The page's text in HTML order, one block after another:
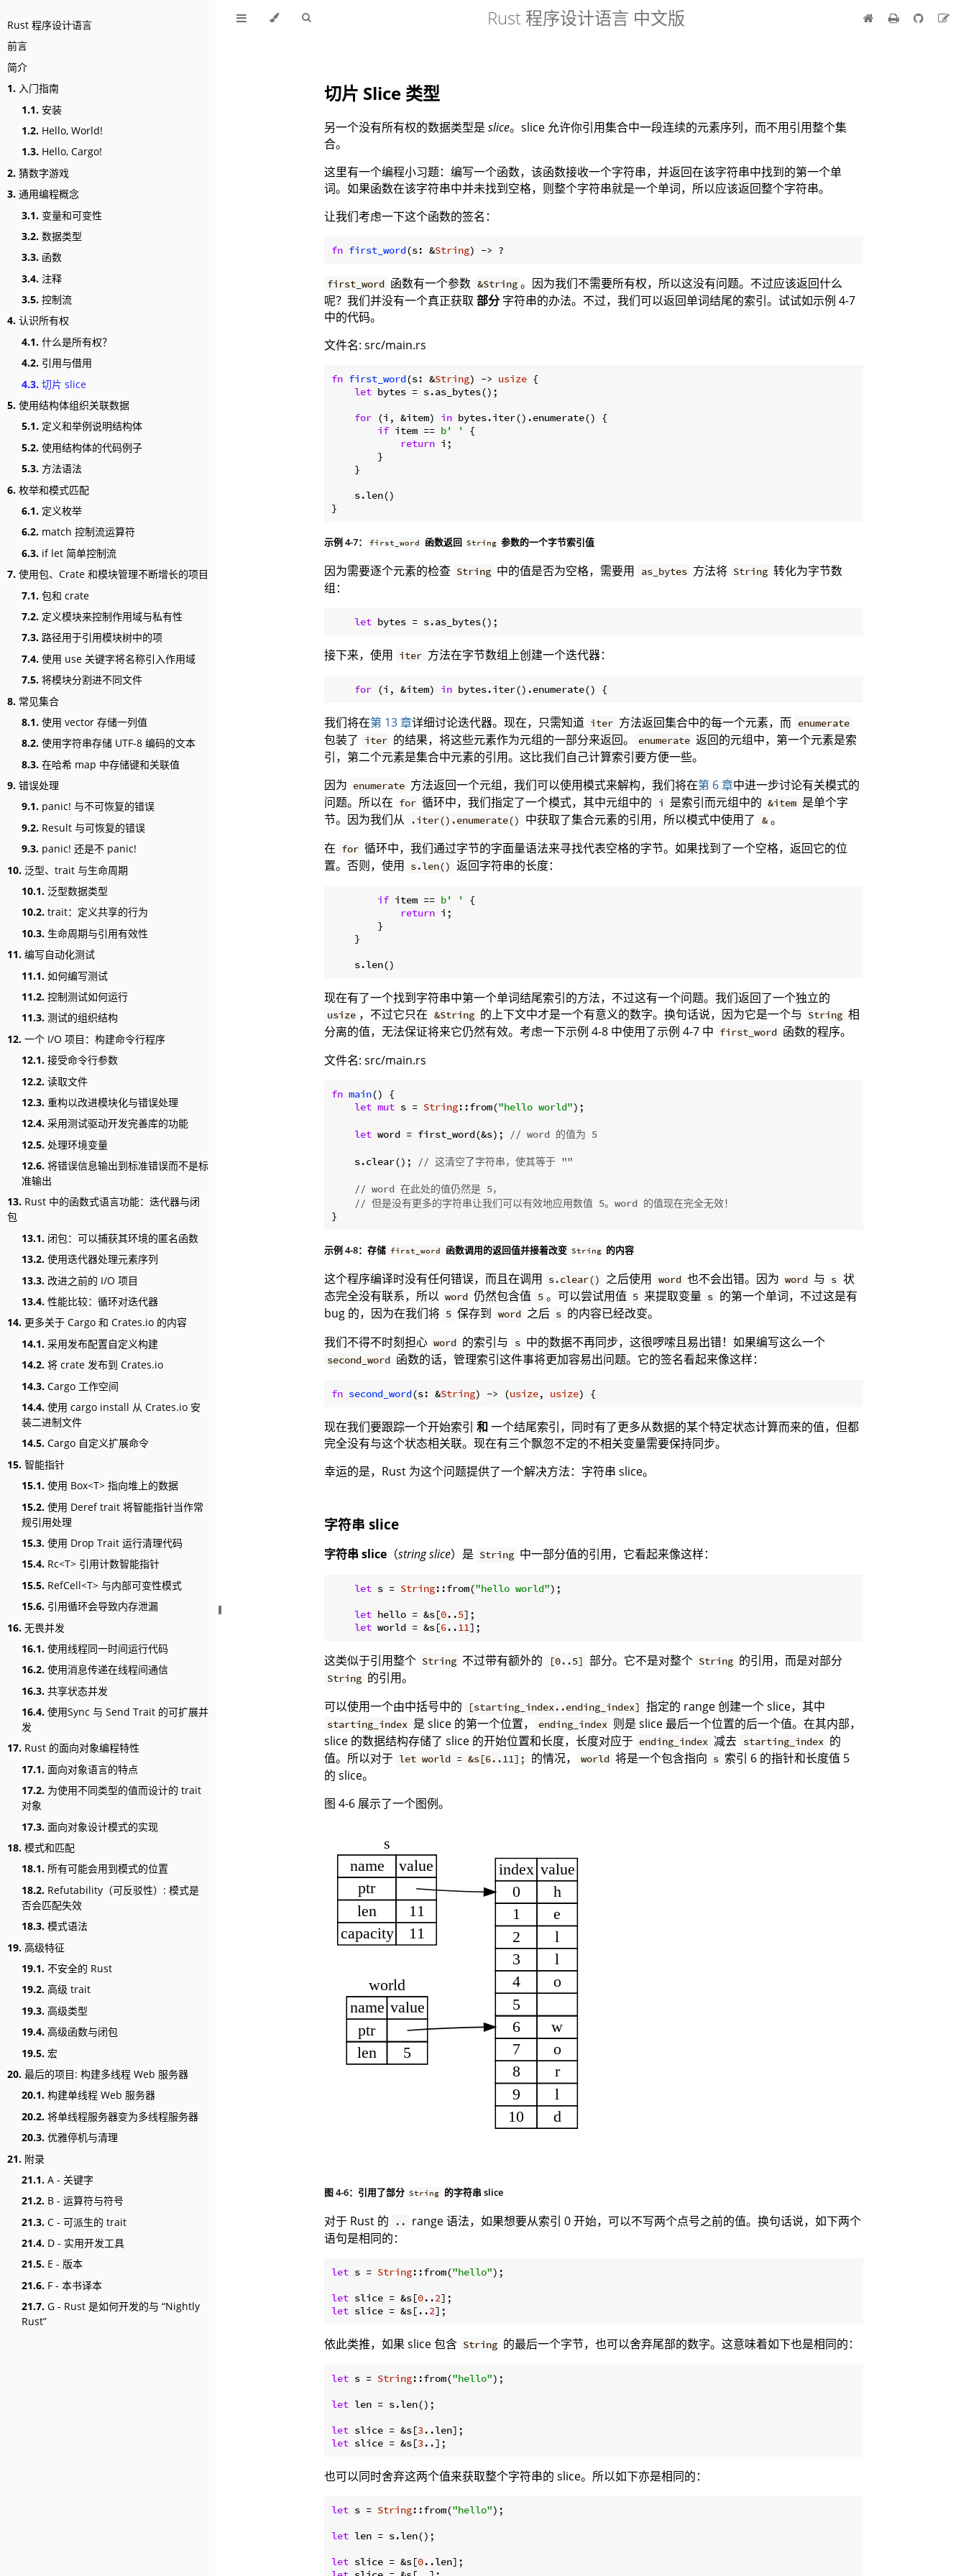
Rust 程序设计语言
前言
简介
1. 入门指南
1.1. 安装
1.2. Hello, World!
1.3. Hello, Cargo!
2. 猜数字游戏
3. 通用编程概念
3.1. 变量和可变性
3.2. 数据类型
3.3. 函数
3.4. 注释
3.5. 控制流
4. 认识所有权
4.1. 什么是所有权？
4.2. 引用与借用
4.3. 切片 slice
5. 使用结构体组织关联数据
5.1. 定义和举例说明结构体
5.2. 使用结构体的代码例子
5.3. 方法语法
6. 枚举和模式匹配
6.1. 定义枚举
6.2. match 控制流运算符
6.3. if let 简单控制流
7. 使用包、Crate 和模块管理不断增长的项目
7.1. 包和 crate
7.2. 定义模块来控制作用域与私有性
7.3. 路径用于引用模块树中的项
7.4. 使用 use 关键字将名称引入作用域
7.5. 将模块分割进不同文件
8. 常见集合
8.1. 使用 vector 存储一列值
8.2. 使用字符串存储 UTF-8 编码的文本
8.3. 在哈希 map 中存储键和关联值
9. 错误处理
9.1. panic! 与不可恢复的错误
9.2. Result 与可恢复的错误
9.3. panic! 还是不 panic!
10. 泛型、trait 与生命周期
10.1. 泛型数据类型
10.2. trait：定义共享的行为
10.3. 生命周期与引用有效性
11. 编写自动化测试
11.1. 如何编写测试
11.2. 控制测试如何运行
11.3. 测试的组织结构
12. 一个 I/O 项目：构建命令行程序
12.1. 接受命令行参数
12.2. 读取文件
12.3. 重构以改进模块化与错误处理
12.4. 采用测试驱动开发完善库的功能
12.5. 处理环境变量
12.6. 将错误信息输出到标准错误而不是标
准输出
13. Rust 中的函数式语言功能：迭代器与闭
包
13.1. 闭包：可以捕获其环境的匿名函数
13.2. 使用迭代器处理元素序列
13.3. 改进之前的 I/O 项目
13.4. 性能比较：循环对迭代器
14. 更多关于 Cargo 和 Crates.io 的内容
14.1. 采用发布配置自定义构建
14.2. 将 crate 发布到 Crates.io
14.3. Cargo 工作空间
14.4. 使用 cargo install 从 Crates.io 安
装二进制文件
14.5. Cargo 自定义扩展命令
15. 智能指针
15.1. 使用 Box<T> 指向堆上的数据
15.2. 使用 Deref trait 将智能指针当作常
规引用处理
15.3. 使用 Drop Trait 运行清理代码
15.4. Rc<T> 引用计数智能指针
15.5. RefCell<T> 与内部可变性模式
15.6. 引用循环会导致内存泄漏
16. 无畏并发
16.1. 使用线程同一时间运行代码
16.2. 使用消息传递在线程间通信
16.3. 共享状态并发
16.4. 使用Sync 与 Send Trait 的可扩展并
发
17. Rust 的面向对象编程特性
17.1. 面向对象语言的特点
17.2. 为使用不同类型的值而设计的 trait
对象
17.3. 面向对象设计模式的实现
18. 模式和匹配
18.1. 所有可能会用到模式的位置
18.2. Refutability（可反驳性）: 模式是
否会匹配失效
18.3. 模式语法
19. 高级特征
19.1. 不安全的 Rust
19.2. 高级 trait
19.3. 高级类型
19.4. 高级函数与闭包
19.5. 宏
20. 最后的项目: 构建多线程 Web 服务器
20.1. 构建单线程 Web 服务器
20.2. 将单线程服务器变为多线程服务器
20.3. 优雅停机与清理
21. 附录
21.1. A - 关键字
21.2. B - 运算符与符号
21.3. C - 可派生的 trait
21.4. D - 实用开发工具
21.5. E - 版本
21.6. F - 本书译本
21.7. G - Rust 是如何开发的与 “Nightly
Rust”
Rust 程序设计语言 中文版
切片 Slice 类型
另一个没有所有权的数据类型是 slice。slice 允许你引用集合中一段连续的元素序列，而不用引用整个集
合。
这里有一个编程小习题：编写一个函数，该函数接收一个字符串，并返回在该字符串中找到的第一个单
词。如果函数在该字符串中并未找到空格，则整个字符串就是一个单词，所以应该返回整个字符串。
让我们考虑一下这个函数的签名：
fn first_word(s: &String) -> ?
first_word 函数有一个参数 &String 。因为我们不需要所有权，所以这没有问题。不过应该返回什么
呢？我们并没有一个真正获取 部分 字符串的办法。不过，我们可以返回单词结尾的索引。试试如示例 4-7
中的代码。
文件名: src/main.rs
fn first_word(s: &String) -> usize {
let bytes = s.as_bytes();
for (i, &item) in bytes.iter().enumerate() {
if item == b' '
{
return i;
        }
    }
    s.len()
示例 4-7： first_word 函数返回 String 参数的一个字节索引值
因为需要逐个元素的检查 String 中的值是否为空格，需要用 as_bytes 方法将 String 转化为字节数
组：
let
接下来，使用 iter 方法在字节数组上创建一个迭代器：
for (i, &item) in
我们将在第 13 章详细讨论迭代器。现在，只需知道 iter 方法返回集合中的每一个元素，而 enumerate
包装了 iter 的结果，将这些元素作为元组的一部分来返回。 enumerate 返回的元组中，第一个元素是索
引，第二个元素是集合中元素的引用。这比我们自己计算索引要方便一些。
因为 enumerate 方法返回一个元组，我们可以使用模式来解构，我们将在第 6 章中进一步讨论有关模式的
问题。所以在 for 循环中，我们指定了一个模式，其中元组中的 i 是索引而元组中的 &item 是单个字
节。因为我们从
.iter().enumerate() 中获取了集合元素的引用，所以模式中使用了 & 。
在 for 循环中，我们通过字节的字面量语法来寻找代表空格的字节。如果找到了一个空格，返回它的位
置。否则，使用 s.len() 返回字符串的长度：
if item == b' '
{
return i;
        }
    }
现在有了一个找到字符串中第一个单词结尾索引的方法，不过这有一个问题。我们返回了一个独立的
usize ，不过它只在 &String 的上下文中才是一个有意义的数字。换句话说，因为它是一个与 String 相
分离的值，无法保证将来它仍然有效。考虑一下示例 4-8 中使用了示例 4-7 中 first_word 函数的程序。
文件名: src/main.rs
fn main() {
let mut s = String::from("hello world");
let word = first_word(&s); // word 的值为 5
    s.clear();
// 这清空了字符串，使其等于 ""
// word 在此处的值仍然是 5，
// 但是没有更多的字符串让我们可以有效地应用数值 5。word 的值现在完全无效！
}
示例 4-8：存储 first_word 函数调用的返回值并接着改变 String 的内容
这个程序编译时没有任何错误，而且在调用 s.clear() 之后使用 word 也不会出错。因为 word 与 s 状
态完全没有联系，所以 word 仍然包含值 5 。可以尝试用值 5 来提取变量 s 的第一个单词，不过这是有
bug 的，因为在我们将 5 保存到 word 之后 s 的内容已经改变。
我们不得不时刻担心 word 的索引与 s 中的数据不再同步，这很啰嗦且易出错！如果编写这么一个
second_word 函数的话，管理索引这件事将更加容易出问题。它的签名看起来像这样：
fn second_word(s: &String) -> (usize, usize) {
现在我们要跟踪一个开始索引 和一个结尾索引，同时有了更多从数据的某个特定状态计算而来的值，但都
完全没有与这个状态相关联。现在有三个飘忽不定的不相关变量需要保持同步。
幸运的是，Rust 为这个问题提供了一个解决方法：字符串 slice。
字符串 slice
字符串 slice （string slice）是 String 中一部分值的引用，它看起来像这样：
let s = String::from("hello world");
let hello = &s[0..5];
let world = &s[6..11
这类似于引用整个 String 不过带有额外的 [0..5] 部分。它不是对整个 String 的引用，而是对部分
String 的引用。
可以使用一个由中括号中的
[starting_index..ending_index] 指定的 range 创建一个 slice，其中
starting_index 是 slice 的第一个位置， ending_index 则是 slice 最后一个位置的后一个值。在其内部，
slice 的数据结构存储了 slice 的开始位置和长度，长度对应于 ending_index 减去 starting_index 的
值。所以对于 let world = &s[6..11]; 的情况， world 将是一个包含指向 s 索引 6 的指针和长度值 5
的 slice。
图 4-6 展示了一个图例。
图 4-6：引用了部分 String 的字符串 slice
对于 Rust 的 ..
range 语法，如果想要从索引 0 开始，可以不写两个点号之前的值。换句话说，如下两个
语句是相同的：
let s = String::from("hello");
let slice = &s[0..2
let slice = &s[..2
依此类推，如果 slice 包含 String 的最后一个字节，也可以舍弃尾部的数字。这意味着如下也是相同的：
let s = String::from("hello");
let len = s.len();
let slice = &s[3
let slice = &s[3
也可以同时舍弃这两个值来获取整个字符串的 slice。所以如下亦是相同的：
let s = String::from("hello");
let len = s.len();
let slice = &s[0